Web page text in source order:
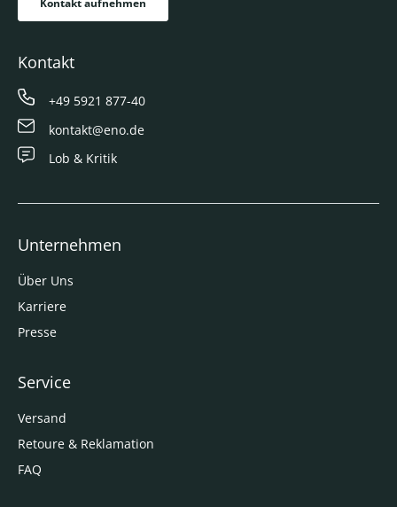
Kontakt aufnehmen
Kontakt
+49 5921 877-40
kontakt@eno.de
Lob & Kritik
Unternehmen
Über Uns
Karriere
Presse
Service
Versand
Retoure & Reklamation
FAQ